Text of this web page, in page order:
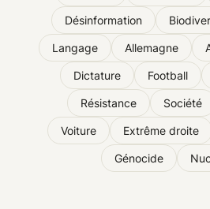
Désinformation
Langage Allemagne
Dictature Football
Résistance Société
Voiture Extrême droite
Génocide